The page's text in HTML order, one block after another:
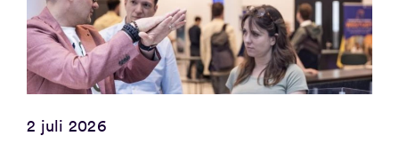
2 juli 2026